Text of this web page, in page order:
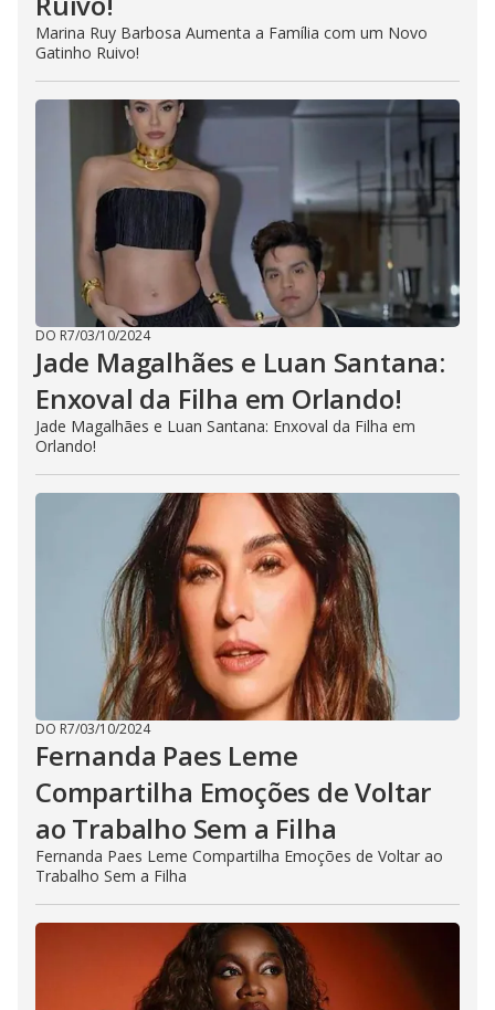
Marina Ruy Barbosa Aumenta a Família com um Novo
Gatinho Ruivo!
DO R7/03/10/2024
Jade Magalhães e Luan Santana:
Enxoval da Filha em Orlando!
Jade Magalhães e Luan Santana: Enxoval da Filha em
Orlando!
DO R7/03/10/2024
Fernanda Paes Leme
Compartilha Emoções de Voltar
ao Trabalho Sem a Filha
Fernanda Paes Leme Compartilha Emoções de Voltar ao
Trabalho Sem a Filha